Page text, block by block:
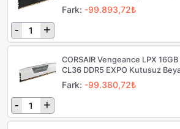
Fark: -99.893,72₺
- +
CORSAIR Vengeance LPX
CL36 DDR5 EXPO Kutusuz
Fark: -99.380,72₺
- +